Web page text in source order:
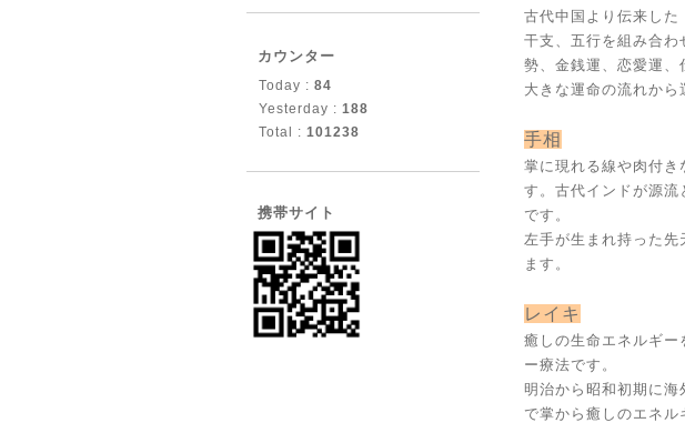
古代中国より伝来した
干支、五行を組み合
勢、金銭運、恋愛運、
大きな運命の流れから
手相
掌に現れる線や肉付
す。古代インドが源
です。
左手が生まれ持った
ます。
レイキ
癒しの生命エネルギ
ー療法です。
明治から昭和初期に海
で掌から癒しのエネル
カウンター
Today : 84
Yesterday : 188
Total : 101238
携帯サイト